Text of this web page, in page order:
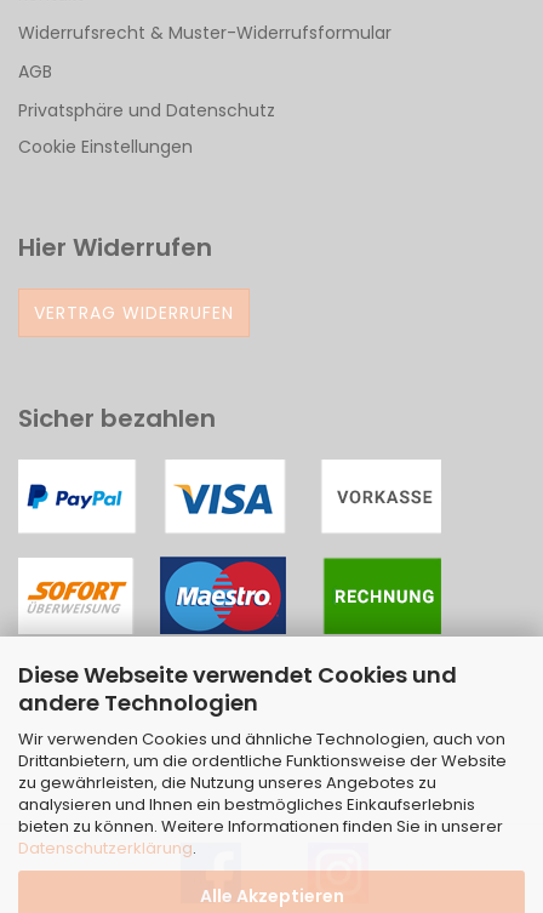
Diese Webseite verwendet Cookies und
andere Technologien
Wir verwenden Cookies und ähnliche Technologien, auch von
Drittanbietern, um die ordentliche Funktionsweise der Website
zu gewährleisten, die Nutzung unseres Angebotes zu
analysieren und Ihnen ein bestmögliches Einkaufserlebnis
bieten zu können. Weitere Informationen finden Sie in unserer
Datenschutzerklärung.
Alle Akzeptieren
Widerrufsrecht & Muster-Widerrufsformular
AGB
Privatsphäre und Datenschutz
Cookie Einstellungen
Hier Widerrufen
VERTRAG WIDERRUFEN
Sicher bezahlen